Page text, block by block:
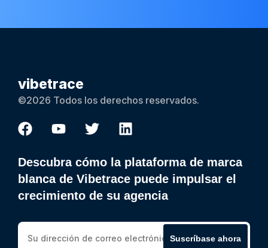
vibetrace
©2026 Todos los derechos reservados.
Descubra cómo la plataforma de marca
blanca de Vibetrace puede impulsar el
crecimiento de su agencia
Suscríbase ahora